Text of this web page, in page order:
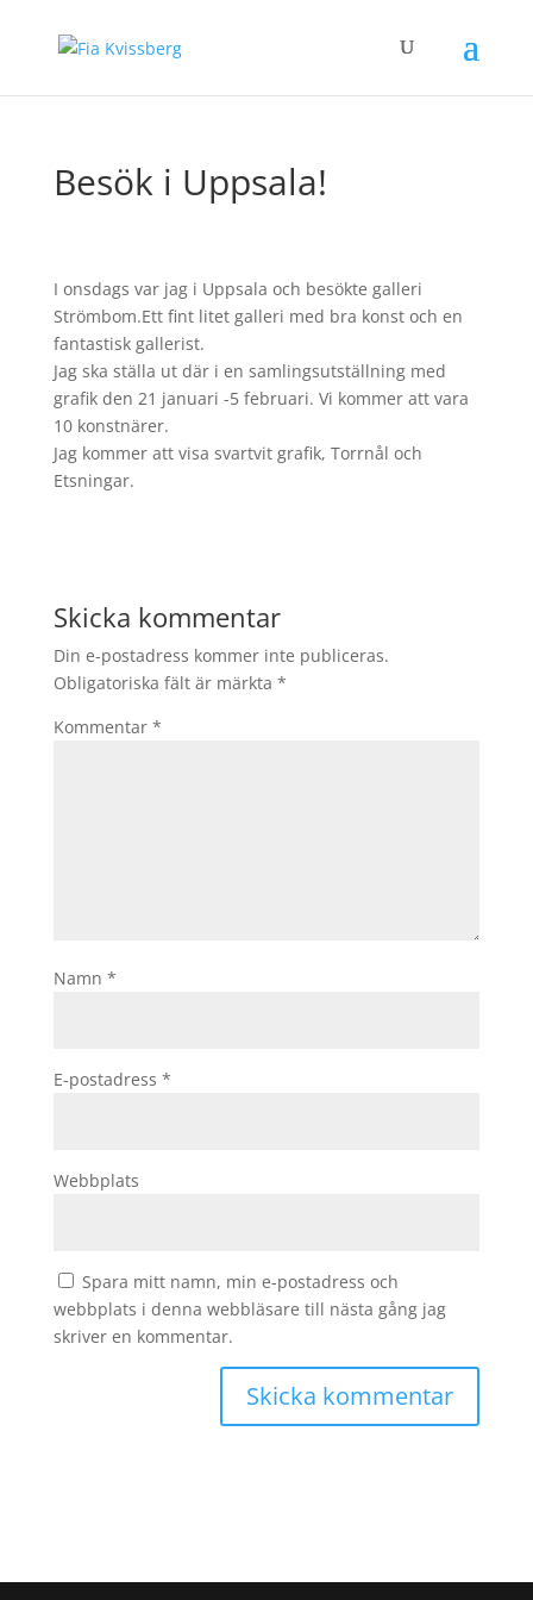
Besök i Uppsala!
I onsdags var jag i Uppsala och besökte galleri
Strömbom.Ett fint litet galleri med bra konst och en
fantastisk gallerist.
Jag ska ställa ut där i en samlingsutställning med
grafik den 21 januari -5 februari. Vi kommer att vara
10 konstnärer.
Jag kommer att visa svartvit grafik, Torrnål och
Etsningar.
Skicka kommentar
Din e-postadress kommer inte publiceras.
Obligatoriska fält är märkta *
Kommentar *
Namn *
E-postadress *
Webbplats
Spara mitt namn, min e-postadress och
webbplats i denna webbläsare till nästa gång jag
skriver en kommentar.